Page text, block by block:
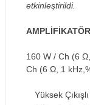
etkinleştirildi.
160 W / Ch (6
Ch (6 Ω, 1
Yüksek